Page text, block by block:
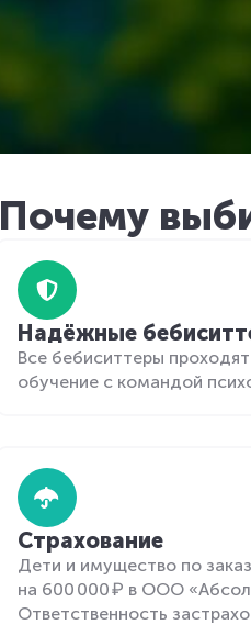
Почему
Надёжные
Все бебиситтеры
обучение с командой
Страхование
Дети и имущество по
на 600 000 ₽ в ООО
Ответственность